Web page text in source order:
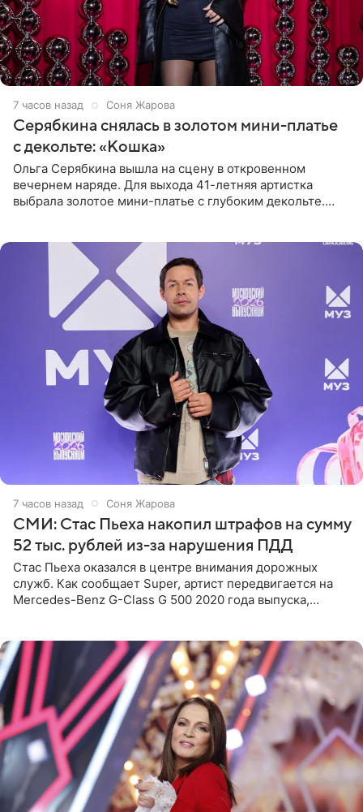
7 часов назад Соня Жарова
Серябкина снялась в золотом мини-платье
с декольте: «Кошка»
Ольга Серябкина вышла на сцену в откровенном
вечернем наряде. Для выхода 41-летняя артистка
выбрала золотое мини-платье с глубоким декольте.
7 часов назад Соня Жарова
СМИ: Стас Пьеха накопил штрафов на сумму
52 тыс. рублей из-за нарушения ПДД
Стас Пьеха оказался в центре внимания дорожных
служб. Как сообщает Super, артист передвигается на
Mercedes-Benz G-Class G 500 2020 года выпуска,